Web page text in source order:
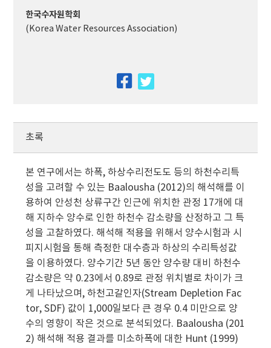
한국수자원학회
(Korea Water Resources Association)
facebook
초록
본 연구에서는 하폭, 하상수리전도도 등의 하천수리특
성을 고려할 수 있는 Baalousha (2012)의 해석해를 이
용하여 안성천 상류구간 인근에 위치한 관정 17개에 대
해 지하수 양수로 인한 하천수 감소량을 산정하고 그 특
성을 고찰하였다. 해석해 적용을 위해서 양수시험과 시
피지시험을 통해 측정한 대수층과 하상의 수리특성값
을 이용하였다. 양수기간 5년 동안 양수량 대비 하천수
감소량은 약 0.23에서 0.89로 관정 위치별로 차이가 크
게 나타났으며, 하천고갈인자(Stream Depletion Fac
tor, SDF) 값이 1,000일보다 큰 경우 0.4 미만으로 양
수의 영향이 작은 것으로 분석되었다. Baalousha (201
2) 해석해 적용 결과를 미소하폭에 대한 Hunt (1999)